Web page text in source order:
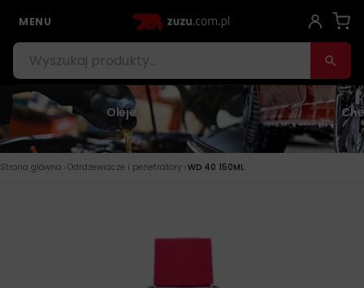
MENU
Oleje
Strona główna › Odrdzewiacze i penetratory › WD 40 150ML